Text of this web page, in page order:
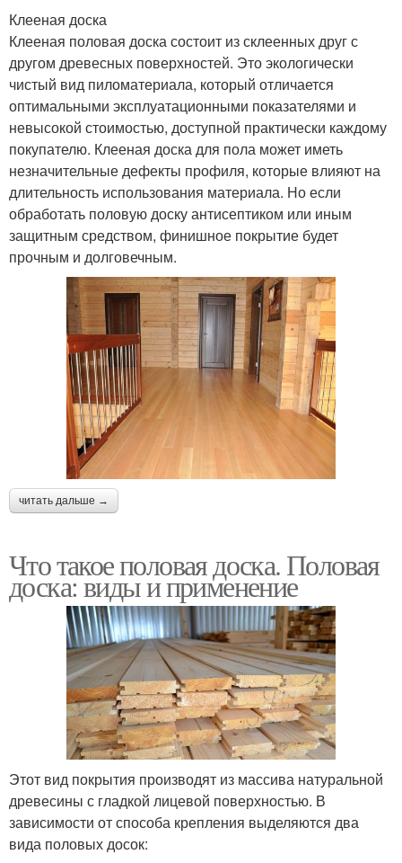
Клееная доска
Клееная половая доска состоит из склеенных друг с
другом древесных поверхностей. Это экологически
чистый вид пиломатериала, который отличается
оптимальными эксплуатационными показателями и
невысокой стоимостью, доступной практически каждому
покупателю. Клееная доска для пола может иметь
незначительные дефекты профиля, которые влияют на
длительность использования материала. Но если
обработать половую доску антисептиком или иным
защитным средством, финишное покрытие будет
прочным и долговечным.
читать дальше →
Что такое половая доска. Половая
доска: виды и применение
Этот вид покрытия производят из массива натуральной
древесины с гладкой лицевой поверхностью. В
зависимости от способа крепления выделяются два
вида половых досок: